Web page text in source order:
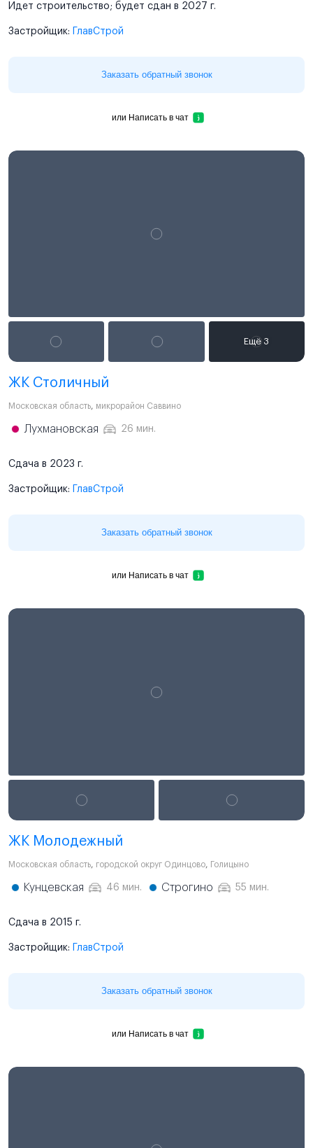
Идет строительство; будет сдан в 2027 г.
Застройщик: ГлавСтрой
Заказать обратный звонок
или Написать в чат
ЖК Столичный
Московская область, микрорайон Саввино
Лухмановская 26 мин.
Сдача в 2023 г.
Застройщик: ГлавСтрой
Заказать обратный звонок
или Написать в чат
ЖК Молодежный
Московская область, городской округ Одинцово, Голицыно
Кунцевская 46 мин. Строгино 55 мин.
Сдача в 2015 г.
Застройщик: ГлавСтрой
Заказать обратный звонок
или Написать в чат